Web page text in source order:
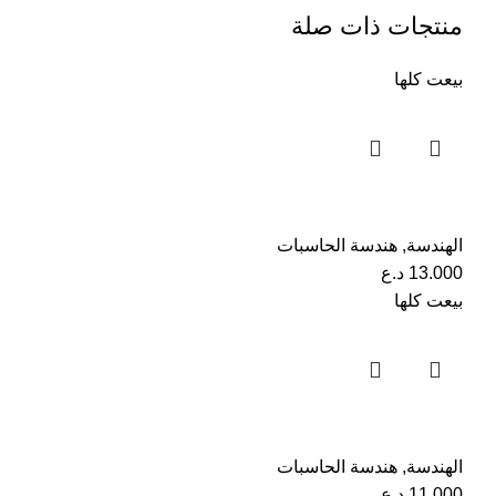
منتجات ذات صلة
بيعت كلها
الهندسة, هندسة الحاسبات
13.000 د.ع
بيعت كلها
الهندسة, هندسة الحاسبات